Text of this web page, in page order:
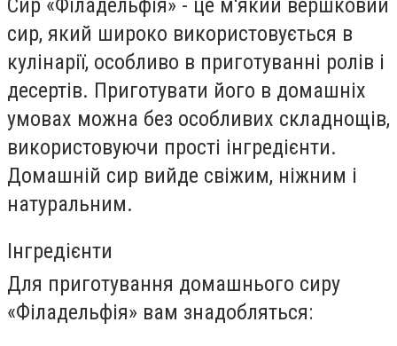
Сир «Філадельфія» - це м'який вершковий
сир, який широко використовується в
кулінарії, особливо в приготуванні ролів і
десертів. Приготувати його в домашніх
умовах можна без особливих складнощів,
використовуючи прості інгредієнти.
Домашній сир вийде свіжим, ніжним і
натуральним.
Інгредієнти
Для приготування домашнього сиру
«Філадельфія» вам знадобляться: